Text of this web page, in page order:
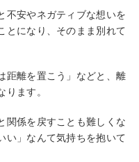
不安やネガティブな想いを
とになり、そのまま別れて
距離を置こう」などと、離
ます。
関係を戻すことも難しくな
い」なんて気持ちを抱いて